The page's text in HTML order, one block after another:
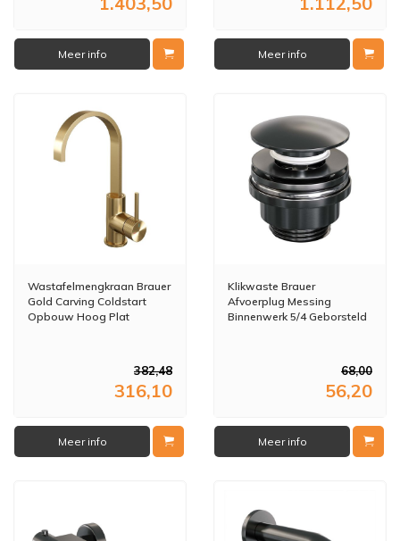
Meer info Meer info
Wastafelmengkraan Brauer
Gold Carving Coldstart
Opbouw Hoog Plat
382,48
316,10
Meer info
Klikwaste Brauer
Afvoerplug Messing
Binnenwerk 5/4 Geborsteld
68,00
56,20
Meer info